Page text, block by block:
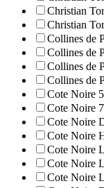
Christian
Christian
Collines de
Collines de
Collines de
Collines de
Cote Noire
Cote Noire
Cote Noire
Cote Noire
Cote Noire
Cote Noire
Cote Noire